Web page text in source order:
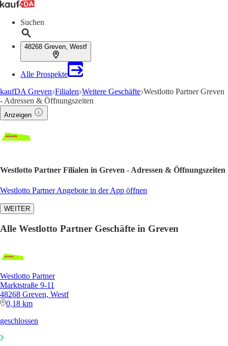
Suchen
48268 Greven, Westf
Alle Prospekte
kaufDA Greven Filialen Weitere Geschäfte Westlotto Partner Greven
- Adressen & Öffnungszeiten
Anzeigen
Westlotto Partner Filialen in Greven - Adressen & Öffnungszeiten
Westlotto Partner Angebote in der App öffnen
WEITER
Alle Westlotto Partner Geschäfte in Greven
Westlotto Partner
Marktstraße 9-11
48268 Greven, Westf
0,18 km
geschlossen